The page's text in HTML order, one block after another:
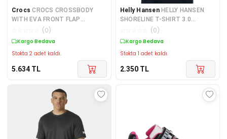
Crocs CROCS CROSSBODY
WITH EVA FRONT FLAP
CZFB0030-651
(0)
Kargo Bedava
Stokta 2 adet kaldı.
5.634 TL
Helly Hansen HELLY HANSEN
SHORELINE T-SHIRT 3.0
HHA.54601Navy
(0)
Kargo Bedava
Stokta 1 adet kaldı.
2.350 TL